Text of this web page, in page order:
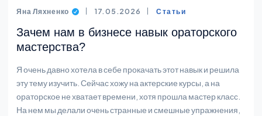
Яна Ляхненко 17.05.2026 Статьи
Зачем нам в бизнесе навык ораторского
мастерства?
Я очень давно хотела в себе прокачать этот навык и решила
эту тему изучить. Сейчас хожу на актерские курсы, а на
ораторское не хватает времени, хотя прошла мастер класс.
На нем мы делали очень странные и смешные упражнения,